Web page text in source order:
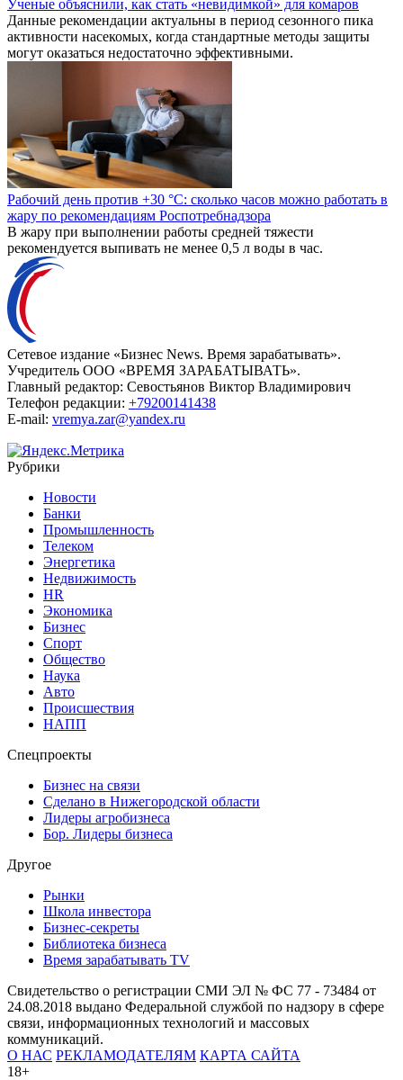
Ученые объяснили, как стать «невидимкой» для комаров
Данные рекомендации актуальны в период сезонного пика
активности насекомых, когда стандартные методы защиты
могут оказаться недостаточно эффективными.
Рабочий день против +30 °C: сколько часов можно работать в
жару по рекомендациям Роспотребнадзора
В жару при выполнении работы средней тяжести
рекомендуется выпивать не менее 0,5 л воды в час.
Сетевое издание «Бизнес News. Время зарабатывать».
Учредитель ООО «ВРЕМЯ ЗАРАБАТЫВАТЬ».
Главный редактор: Севостьянов Виктор Владимирович
Телефон редакции: +79200141438
E-mail: vremya.zar@yandex.ru
Рубрики
Новости
Банки
Промышленность
Телеком
Энергетика
Недвижимость
HR
Экономика
Бизнес
Спорт
Общество
Наука
Авто
Происшествия
НАПП
Спецпроекты
Бизнес на связи
Сделано в Нижегородской области
Лидеры агробизнеса
Бор. Лидеры бизнеса
Другое
Рынки
Школа инвестора
Бизнес-секреты
Библиотека бизнеса
Время зарабатывать TV
Свидетельство о регистрации СМИ ЭЛ № ФС 77 - 73484 от
24.08.2018 выдано Федеральной службой по надзору в сфере
связи, информационных технологий и массовых
коммуникаций.
О НАС РЕКЛАМОДАТЕЛЯМ КАРТА САЙТА
18+